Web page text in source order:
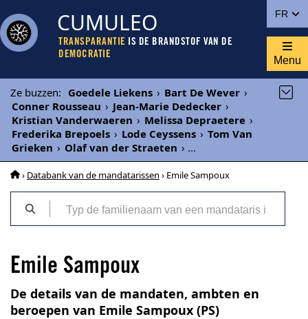
FR
CUMULEO
TRANSPARANTIE IS DE BRANDSTOF VAN DE
DEMOCRATIE
Menu
Ze buzzen: Goedele Liekens › Bart De Wever ›
Conner Rousseau › Jean-Marie Dedecker ›
Kristian Vanderwaeren › Melissa Depraetere ›
Frederika Brepoels › Lode Ceyssens › Tom Van
Grieken › Olaf van der Straeten › ...
› Databank van de mandatarissen › Emile Sampoux
Emile Sampoux
De details van de mandaten, ambten en
beroepen van Emile Sampoux (PS)